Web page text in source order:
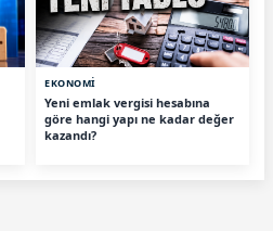
EKONOMİ
Yeni emlak vergisi hesabına
göre hangi yapı ne kadar değer
kazandı?